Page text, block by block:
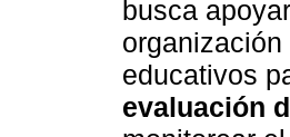
busca
educativos
evaluación